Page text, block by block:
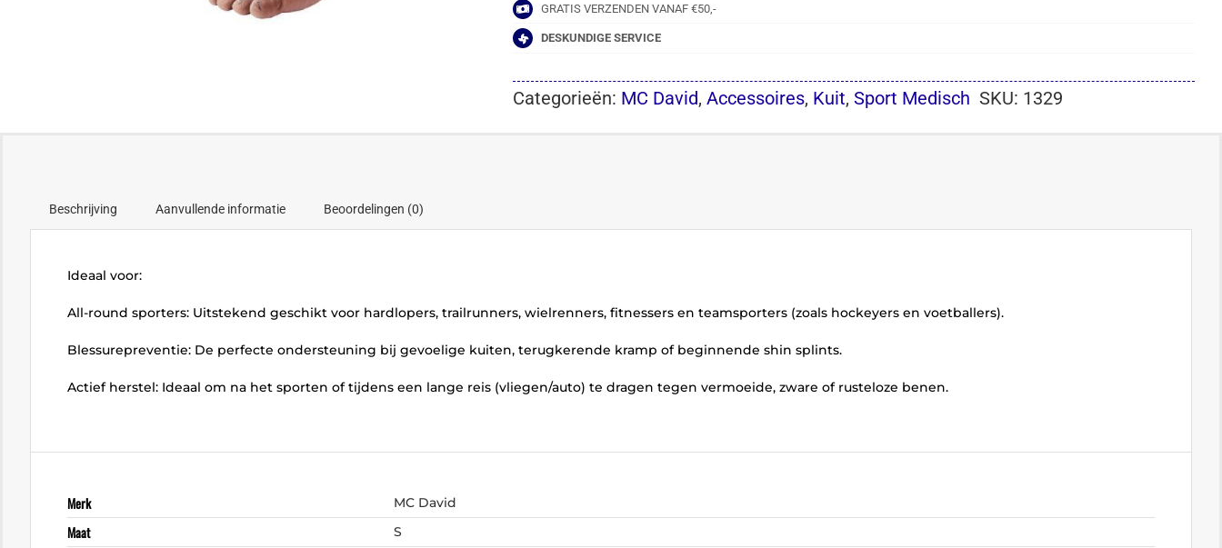
GRATIS VERZENDEN VANAF €50,-
DESKUNDIGE SERVICE
Categorieën: MC David,Accessoires, Kuit,Sport Medisch SKU: 1329
Beschrijving Aanvullende informatie Beoordelingen (0)
Ideaal voor:
All-round sporters: Uitstekend geschikt voor hardlopers, trailrunners, wielrenners, fitnessers en teamsporters (zoals hockeyers en voetballers).
Blessurepreventie: De perfecte ondersteuning bij gevoelige kuiten, terugkerende kramp of beginnende shin splints.
Actief herstel: Ideaal om na het sporten of tijdens een lange reis (vliegen/auto) te dragen tegen vermoeide, zware of rusteloze benen.
Merk MC David
Maat S